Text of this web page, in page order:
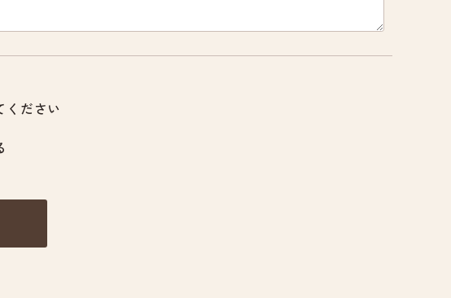
ください